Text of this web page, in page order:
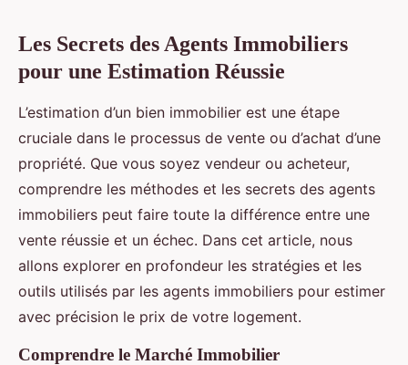
Les secret des agents
immobiliers pour une estimation
réussie
Sarah • 20 décembre 2024 • 6 min de lecture
Les Secrets des Agents Immobiliers
pour une Estimation Réussie
L’estimation d’un bien immobilier est une étape
cruciale dans le processus de vente ou d’achat d’une
propriété. Que vous soyez vendeur ou acheteur,
comprendre les méthodes et les secrets des agents
immobiliers peut faire toute la différence entre une
vente réussie et un échec. Dans cet article, nous
allons explorer en profondeur les stratégies et les
outils utilisés par les agents immobiliers pour estimer
avec précision le prix de votre logement.
Comprendre le Marché Immobilier